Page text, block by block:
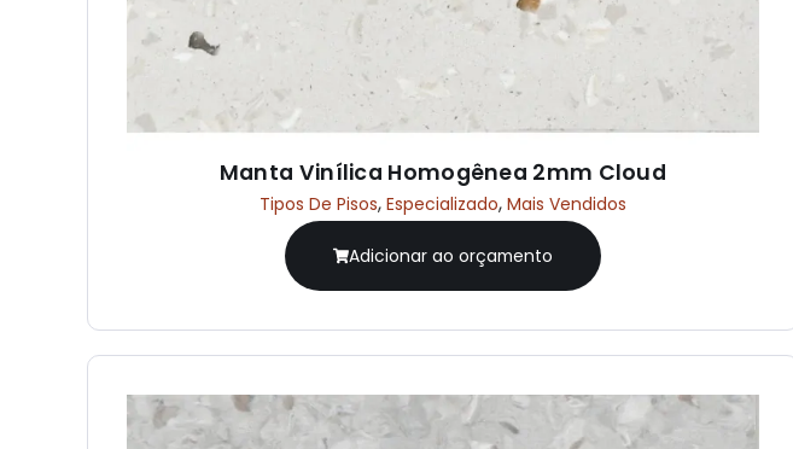
Manta Vinílica Homogênea 2mm Cloud
Tipos De Pisos, Especializado, Mais Vendidos
Adicionar ao orçamento